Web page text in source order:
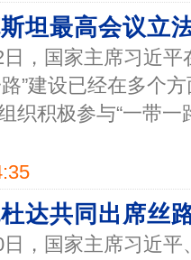
坦最高会议立
，国家主席习近
”建设已经在多个
织积极参与“一带一
达共同出席丝
，国家主席习近